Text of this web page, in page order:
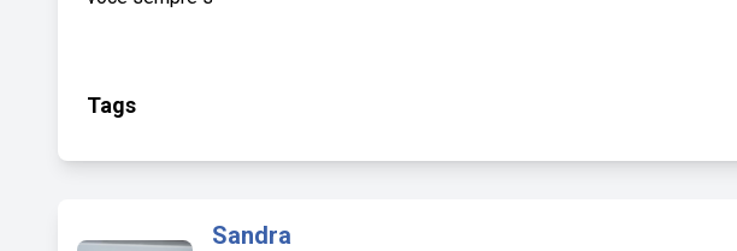
Tags
Sandra